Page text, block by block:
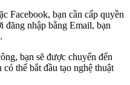
Facebook, bạn cần cấp quyền
nhập bằng Email, bạn
bạn sẽ được chuyển đến
thể bắt đầu tạo nghệ thuật